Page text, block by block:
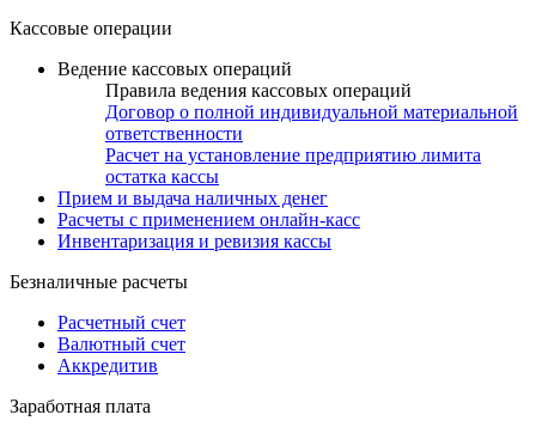
Кассовые операции
Ведение кассовых операций
Правила ведения кассовых операций
Договор о полной индивидуальной материальной
ответственности
Расчет на установление предприятию лимита
остатка кассы
Прием и выдача наличных денег
Расчеты с применением онлайн-касс
Инвентаризация и ревизия кассы
Безналичные расчеты
Расчетный счет
Валютный счет
Аккредитив
Заработная плата